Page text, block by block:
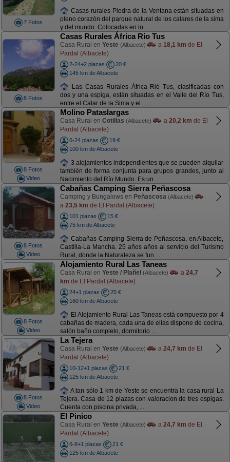
7 Fotos
Casas rurales Piedra de la Ventana están situadas en
pleno corazón del parque natural de los calares de la sima
y del mundo. Colocadas en lo ...
8 Fotos
Casas Rurales África Río Tus
Casa Rural en Yeste (Albacete) a 18,1 km de El
Pardal (Albacete)
2-24+2 plazas
20 €
145 km de Albacete
Las Casas Rurales África Rió Tus, clasificadas con
dos y una espiga, están situadas en el Valle del Río Tus,
entre el Calar de la Sima y el ...
8 Fotos
Video
Molino Pataslargas
Casa Rural en Cotillas (Albacete) a 20,2 km de El
Pardal (Albacete)
6-24 plazas
19 €
100 km de Albacete
3 alojamientos independientes que se pueden alquilar
también de forma conjunta para grupos grandes, junto al
Nacimiento del Río Mundo. Es un ...
8 Fotos
Video
Cabañas Camping Sierra Peñascosa
Camping y Bungalows en Peñascosa (Albacete)
a 23,5 km de El Pardal (Albacete)
101 plazas
15 €
75 km de Albacete
Cabañas Camping Sierra de Peñascosa, en Albacete,
Castilla-La Mancha. 25 años años al servicio del Turismo
Rural, donde la Naturaleza se fun ...
8 Fotos
Video
Alojamiento Rural Las Taneas
Casa Rural en Yeste / Plañel (Albacete) a 24,7
km de El Pardal (Albacete)
24+1 plazas
25 €
160 km de Albacete
El Alojamiento Rural Las Taneas está compuesto por 4
cabañas de madera, cada una de ellas dispone de cocina,
salón baño completo, dormitorio ...
8 Fotos
Video
La Tejera
Casa Rural en Yeste (Albacete) a 24,7 km de El
Pardal (Albacete)
10-12+1 plazas
21 €
125 km de Albacete
A tan sólo 1 km de Yeste se encuentra la casa rural La
Tejera. Casa de 12 plazas con valoracion de tres espigas.
Cuenta con piscina privada, ...
El Pinico
Casa Rural en Yeste (Albacete) a 24,7 km de El
Pardal (Albacete)
6-8+1 plazas
21 €
125 km de Albacete